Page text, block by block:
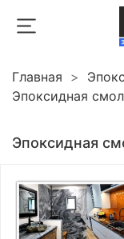
Главная
Эпоксидная
Эпоксидная